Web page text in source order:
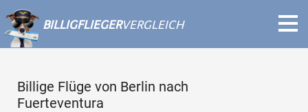
BILLIGFLIEGERVERGLEICH
Billige Flüge von Berlin nach
Fuerteventura